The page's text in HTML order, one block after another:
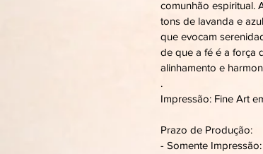
comunhão espiritual.
tons de lavanda e
que evocam
de que a fé é a força
alinhamento e
.
Impressão: Fine Art
Prazo de Produção:
- Somente Impressão: